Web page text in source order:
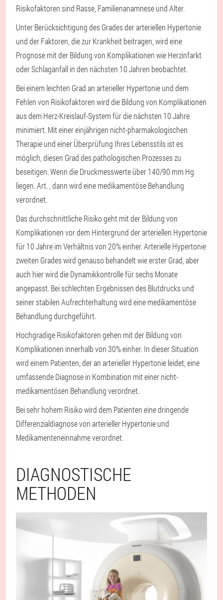
Risikofaktoren sind Rasse, Familienanamnese und Alter.
Unter Berücksichtigung des Grades der arteriellen Hypertonie
und der Faktoren, die zur Krankheit beitragen, wird eine
Prognose mit der Bildung von Komplikationen wie Herzinfarkt
oder Schlaganfall in den nächsten 10 Jahren beobachtet.
Bei einem leichten Grad an arterieller Hypertonie und dem
Fehlen von Risikofaktoren wird die Bildung von Komplikationen
aus dem Herz-Kreislauf-System für die nächsten 10 Jahre
minimiert. Mit einer einjährigen nicht-pharmakologischen
Therapie und einer Überprüfung Ihres Lebensstils ist es
möglich, diesen Grad des pathologischen Prozesses zu
beseitigen. Wenn die Druckmesswerte über 140/90 mm Hg
liegen. Art. , dann wird eine medikamentöse Behandlung
verordnet.
Das durchschnittliche Risiko geht mit der Bildung von
Komplikationen vor dem Hintergrund der arteriellen Hypertonie
für 10 Jahre im Verhältnis von 20% einher. Arterielle Hypertonie
zweiten Grades wird genauso behandelt wie erster Grad, aber
auch hier wird die Dynamikkontrolle für sechs Monate
angepasst. Bei schlechten Ergebnissen des Blutdrucks und
seiner stabilen Aufrechterhaltung wird eine medikamentöse
Behandlung durchgeführt.
Hochgradige Risikofaktoren gehen mit der Bildung von
Komplikationen innerhalb von 30% einher. In dieser Situation
wird einem Patienten, der an arterieller Hypertonie leidet, eine
umfassende Diagnose in Kombination mit einer nicht-
medikamentösen Behandlung verordnet.
Bei sehr hohem Risiko wird dem Patienten eine dringende
Differenzialdiagnose von arterieller Hypertonie und
Medikamenteneinnahme verordnet.
DIAGNOSTISCHE
METHODEN